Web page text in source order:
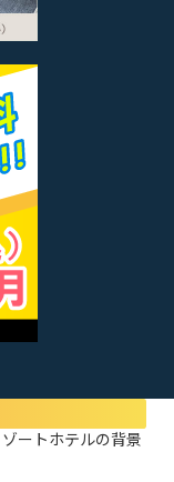
ートホテルの背景